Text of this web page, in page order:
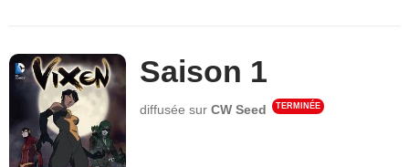
Saison 1
diffusée surCW Seed TERMINÉE